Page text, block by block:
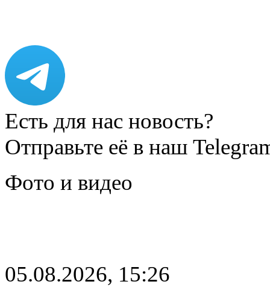
Есть для нас новость?
Отправьте её в наш
Фото и видео
05.08.2026, 15:26